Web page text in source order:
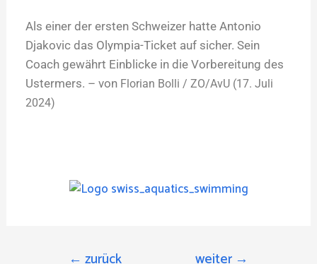
Als einer der ersten Schweizer hatte Antonio
Djakovic das Olympia-Ticket auf sicher. Sein
Coach gewährt Einblicke in die Vorbereitung des
Ustermers. – von Florian Bolli / ZO/AvU (17. Juli
2024)